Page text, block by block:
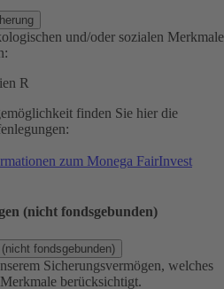
und/oder sozialen
R
finden Sie hier die
zum Monega FairInvest
(nicht fondsgebunden)
fondsgebunden)
Sicherungsvermögen, welches
berücksichtigt.